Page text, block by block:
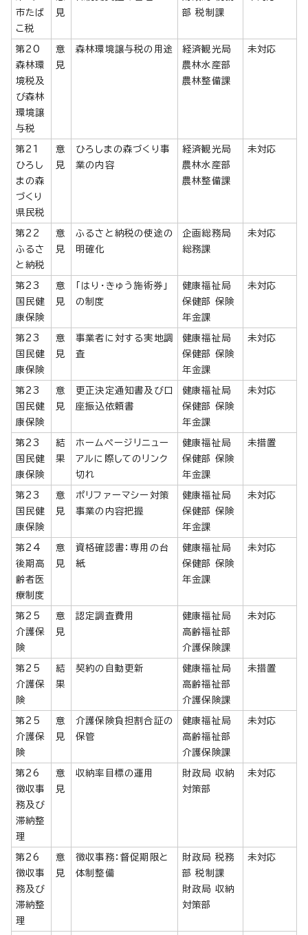
市たば
こ税
見
部 税制課
第20
森林環
境税及
び森林
環境譲
与税
意
見
森林環境譲与税の用途
経済観光局
農林水産部
農林整備課
未対応
第21
ひろし
まの森
づくり
県民税
意
見
ひろしまの森づくり事
業の内容
経済観光局
農林水産部
農林整備課
未対応
第22
ふるさ
と納税
意
見
ふるさと納税の使途の
明確化
企画総務局
総務課
未対応
第23
国民健
康保険
意
見
「はり・きゅう施術券」
の制度
健康福祉局
保健部 保険
年金課
未対応
第23
国民健
康保険
意
見
事業者に対する実地調
査
健康福祉局
保健部 保険
年金課
未対応
第23
国民健
康保険
意
見
更正決定通知書及び口
座振込依頼書
健康福祉局
保健部 保険
年金課
未対応
第23
国民健
康保険
結
果
ホームページリニュー
アルに際してのリンク
切れ
健康福祉局
保健部 保険
年金課
未措置
第23
国民健
康保険
意
見
ポリファーマシー対策
事業の内容把握
健康福祉局
保健部 保険
年金課
未対応
第24
後期高
齢者医
療制度
意
見
資格確認書：専用の台
紙
健康福祉局
保健部 保険
年金課
未対応
第25
介護保
険
意
見
認定調査費用
健康福祉局
高齢福祉部
介護保険課
未対応
第25
介護保
険
結
果
契約の自動更新
健康福祉局
高齢福祉部
介護保険課
未措置
第25
介護保
険
意
見
介護保険負担割合証の
保管
健康福祉局
高齢福祉部
介護保険課
未対応
第26
徴収事
務及び
滞納整
理
意
見
収納率目標の運用
財政局 収納
対策部
未対応
第26
徴収事
務及び
滞納整
理
意
見
徴収事務：督促期限と
体制整備
財政局 税務
部 税制課
財政局 収納
対策部
未対応